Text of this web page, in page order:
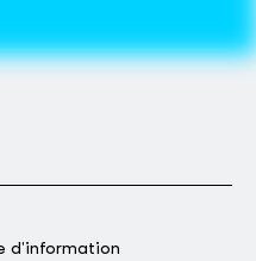
d'information